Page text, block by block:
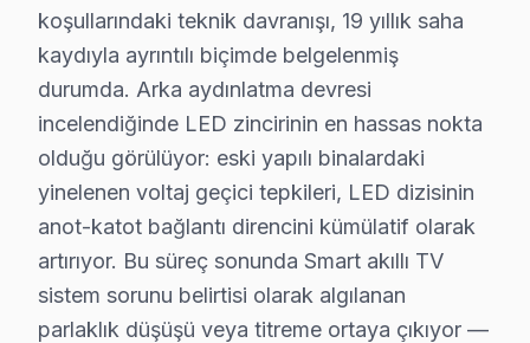
Arçelik TV'nin Fatih'deki Yeri
Fatih ilçesindeki bu cihaz televizyon'lerde en sık
belirgin bellek hatası
İkinci olarak,arka aydınlatma problemi, ekranın
Üçüncü sorun ise,anakart arızalarıdır. Bu,
Dördüncü olarak,yazılım güncellemeleri sırasında
Son olarak, panel sorunları, ekranın çizilmesi veya
Fatih’teki bu televizyon televizyon kullanıcıları, bu
koşullarındaki teknik davranışı, 19 yıllık saha
kaydıyla ayrıntılı biçimde belgelenmiş
durumda. Arka aydınlatma devresi
incelendiğinde LED zincirinin en hassas nokta
olduğu görülüyor: eski yapılı binalardaki
yinelenen voltaj geçici tepkileri, LED dizisinin
anot-katot bağlantı direncini kümülatif olarak
artırıyor. Bu süreç sonunda Smart akıllı TV
sistem sorunu belirtisi olarak algılanan
parlaklık düşüşü veya titreme ortaya çıkıyor —